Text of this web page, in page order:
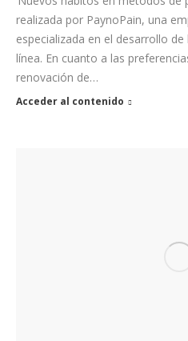
realizada por PaynoPain, una
especializada en el desarrollo
línea. En cuanto a las
renovación de…
Acceder al contenido